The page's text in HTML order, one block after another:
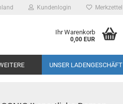
Kundenlogin Merkzettel
Ihr Warenkorb
0,00 EUR
UNSER LADENGESCHÄFT